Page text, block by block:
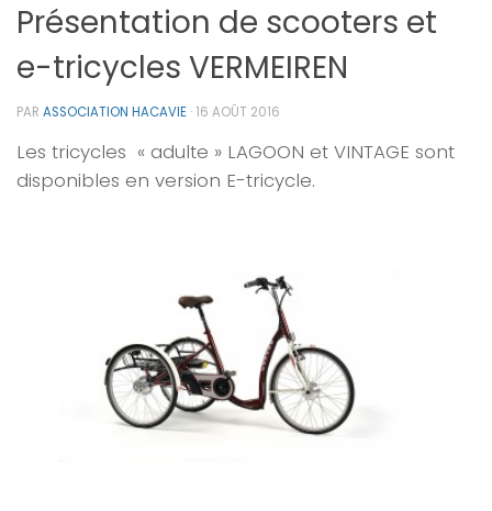
Présentation de scooters et
e-tricycles VERMEIREN
PAR ASSOCIATION HACAVIE · 16 AOÛT 2016
Les tricycles « adulte » LAGOON et VINTAGE sont
disponibles en version E-tricycle.